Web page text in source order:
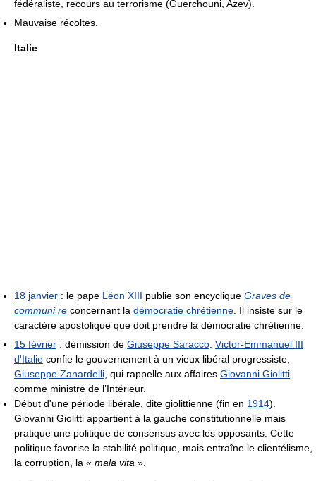
fédéraliste, recours au terrorisme (Guerchouni, Azev).
Mauvaise récoltes.
Italie
18 janvier : le pape Léon XIII publie son encyclique Graves de
communi re concernant la démocratie chrétienne . Il insiste sur le
caractère apostolique que doit prendre la démocratie chrétienne.
15 février : démission de Giuseppe Saracco Victor-Emmanuel III
d'Italie confie le gouvernement à un vieux libéral progressiste,
Giuseppe Zanardelli , qui rappelle aux affaires Giovanni Giolitti
comme ministre de l’Intérieur.
Début d'une période libérale, dite giolittienne (fin en 1914).
Giovanni Giolitti appartient à la gauche constitutionnelle mais
pratique une politique de consensus avec les opposants. Cette
politique favorise la stabilité politique, mais entraîne le clientélisme,
la corruption, la « mala vita ».